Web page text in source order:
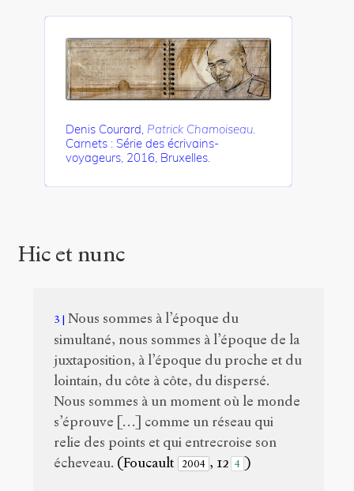
Denis Courard, Patrick Chamoiseau.
Carnets : Série des écrivains-
voyageurs, 2016, Bruxelles.
Hic et nunc
3
Nous sommes à l’époque du
simultané, nous sommes à l’époque de la
juxtaposition, à l’époque du proche et du
lointain, du côte à côte, du dispersé.
Nous sommes à un moment où le monde
s’éprouve […] comme un réseau qui
relie des points et qui entrecroise son
écheveau. (Foucault 2004 , 12 4 )